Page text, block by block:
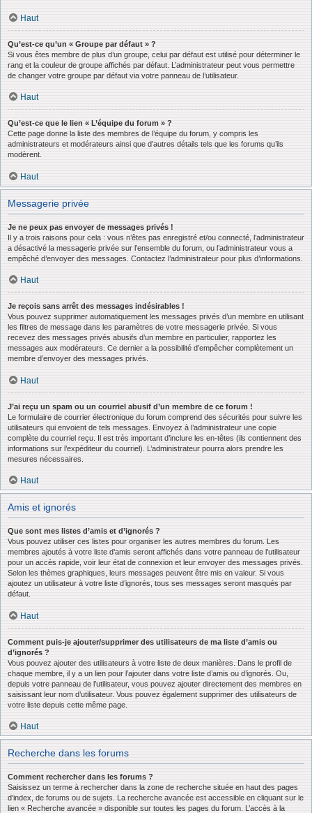
Haut
Qu’est-ce qu’un « Groupe par défaut » ?
Si vous êtes membre de plus d’un groupe, celui par défaut est utilisé pour déterminer le
rang et la couleur de groupe affichés par défaut. L’administrateur peut vous permettre
de changer votre groupe par défaut via votre panneau de l’utilisateur.
Haut
Qu’est-ce que le lien « L’équipe du forum » ?
Cette page donne la liste des membres de l’équipe du forum, y compris les
administrateurs et modérateurs ainsi que d’autres détails tels que les forums qu’ils
modèrent.
Haut
Messagerie privée
Je ne peux pas envoyer de messages privés !
Il y a trois raisons pour cela : vous n’êtes pas enregistré et/ou connecté, l’administrateur
a désactivé la messagerie privée sur l’ensemble du forum, ou l’administrateur vous a
empêché d’envoyer des messages. Contactez l’administrateur pour plus d’informations.
Haut
Je reçois sans arrêt des messages indésirables !
Vous pouvez supprimer automatiquement les messages privés d’un membre en utilisant
les filtres de message dans les paramètres de votre messagerie privée. Si vous
recevez des messages privés abusifs d’un membre en particulier, rapportez les
messages aux modérateurs. Ce dernier a la possibilité d’empêcher complètement un
membre d’envoyer des messages privés.
Haut
J’ai reçu un spam ou un courriel abusif d’un membre de ce forum !
Le formulaire de courrier électronique du forum comprend des sécurités pour suivre les
utilisateurs qui envoient de tels messages. Envoyez à l’administrateur une copie
complète du courriel reçu. Il est très important d’inclure les en-têtes (ils contiennent des
informations sur l’expéditeur du courriel). L’administrateur pourra alors prendre les
mesures nécessaires.
Haut
Amis et ignorés
Que sont mes listes d’amis et d’ignorés ?
Vous pouvez utiliser ces listes pour organiser les autres membres du forum. Les
membres ajoutés à votre liste d’amis seront affichés dans votre panneau de l’utilisateur
pour un accès rapide, voir leur état de connexion et leur envoyer des messages privés.
Selon les thèmes graphiques, leurs messages peuvent être mis en valeur. Si vous
ajoutez un utilisateur à votre liste d’ignorés, tous ses messages seront masqués par
défaut.
Haut
Comment puis-je ajouter/supprimer des utilisateurs de ma liste d’amis ou
d’ignorés ?
Vous pouvez ajouter des utilisateurs à votre liste de deux manières. Dans le profil de
chaque membre, il y a un lien pour l’ajouter dans votre liste d’amis ou d’ignorés. Ou,
depuis votre panneau de l’utilisateur, vous pouvez ajouter directement des membres en
saisissant leur nom d’utilisateur. Vous pouvez également supprimer des utilisateurs de
votre liste depuis cette même page.
Haut
Recherche dans les forums
Comment rechercher dans les forums ?
Saisissez un terme à rechercher dans la zone de recherche située en haut des pages
d’index, de forums ou de sujets. La recherche avancée est accessible en cliquant sur le
lien « Recherche avancée » disponible sur toutes les pages du forum. L’accès à la